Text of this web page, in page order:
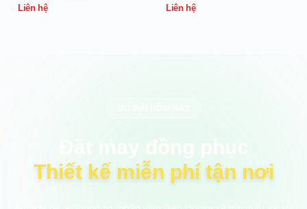
Liên hệ Liên hệ
Thiết kế miễn phí tận nơi